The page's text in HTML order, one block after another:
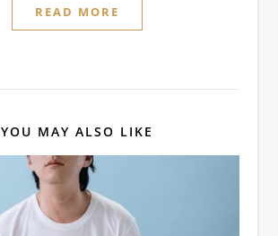
READ MORE
YOU MAY ALSO LIKE